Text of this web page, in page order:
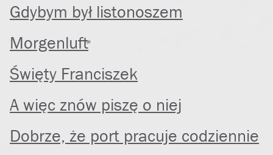
Gdybym był listonoszem
Morgenluft
Święty Franciszek
A więc znów piszę o niej
Dobrze, że port pracuje codziennie